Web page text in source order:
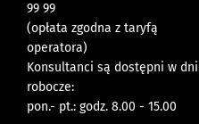
99 99
(opłata zgodna z taryfą
operatora)
Konsultanci są dostępni w dni
robocze:
pon.- pt.: godz. 8.00 - 15.00